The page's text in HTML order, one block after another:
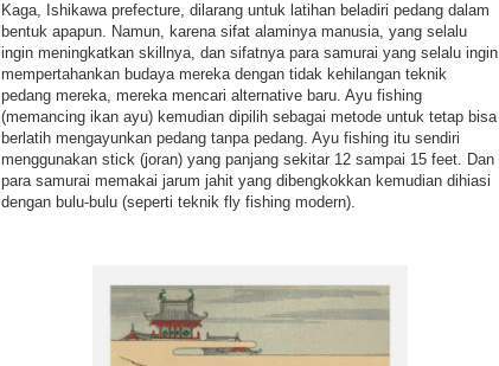
Kaga, Ishikawa prefecture, dilarang untuk latihan beladiri pedang dalam
bentuk apapun. Namun, karena sifat alaminya manusia, yang selalu
ingin meningkatkan skillnya, dan sifatnya para samurai yang selalu ingin
mempertahankan budaya mereka dengan tidak kehilangan teknik
pedang mereka, mereka mencari alternative baru. Ayu fishing
(memancing ikan ayu) kemudian dipilih sebagai metode untuk tetap bisa
berlatih mengayunkan pedang tanpa pedang. Ayu fishing itu sendiri
menggunakan stick (joran) yang panjang sekitar 12 sampai 15 feet. Dan
para samurai memakai jarum jahit yang dibengkokkan kemudian dihiasi
dengan bulu-bulu (seperti teknik fly fishing modern).